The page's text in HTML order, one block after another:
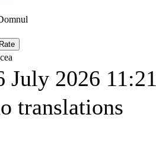
July 2026
translations